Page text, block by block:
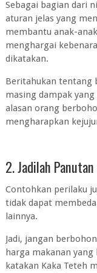
Sebagai bagian dari
aturan jelas yang
membantu anak-
menghargai
dikatakan.
Beritahukan tentang
masing dampak
alasan orang
mengharapkan
2. Jadilah Panutan
Contohkan perilaku
tidak dapat
lainnya.
Jadi, jangan
harga makanan
katakan Kaka Teteh